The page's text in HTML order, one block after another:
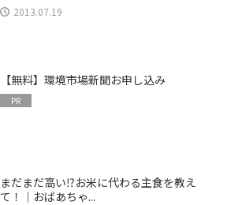
2013.07.19
【無料】環境市場新聞お申し込み
PR
まだまだ高い⁉お米に代わる主食を教え
て！｜おばあちゃ...